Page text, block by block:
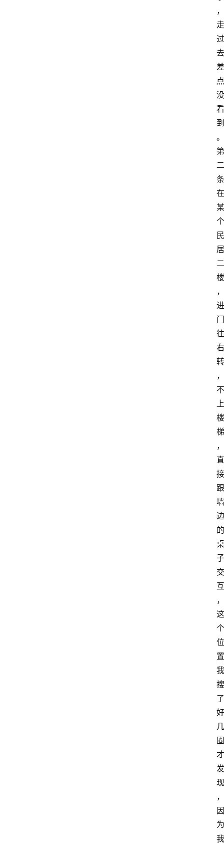
，
走
过
去
差
点
没
看
到
。
第
二
条
在
某
个
民
居
二
楼
，
进
门
往
右
转
，
不
上
楼
梯
，
直
接
跟
墙
边
的
桌
子
交
互
，
这
个
位
置
我
搜
了
好
几
圈
才
发
现
，
因
为
我